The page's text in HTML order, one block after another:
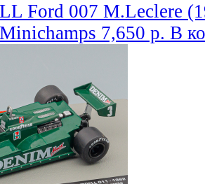
Ford 007 M.Leclere
7,650 р. В